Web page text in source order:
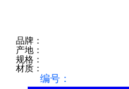
品牌：
产地：
规格：
材质：
编号：